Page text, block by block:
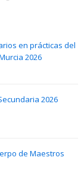
en prácticas del
2026
2026
de Maestros